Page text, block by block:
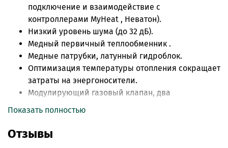
подключение и взаимодействие с
контроллерами MyHeat , Неватон).
Низкий уровень шума (до 32 дБ).
Медный первичный теплообменник .
Медные патрубки, латунный гидроблок.
Оптимизация температуры отопления сокращает
затраты на энергоносители.
Модулирующий газовый клапан, два
NTC прижимной датчик температуры ОВ и
Показать полностью
Отзывы